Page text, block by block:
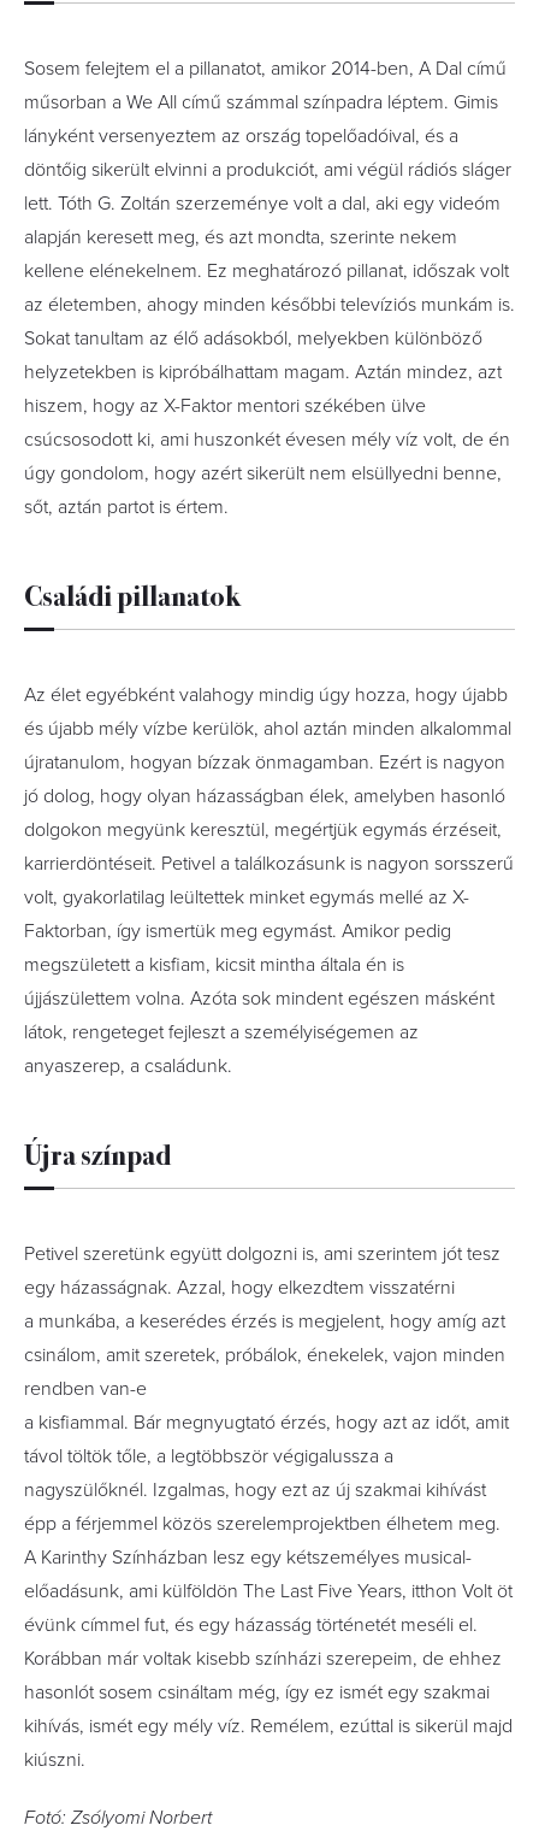
Sosem felejtem el a pillanatot, amikor 2014-ben, A Dal című
műsorban a We All című számmal színpadra léptem. Gimis
lányként versenyeztem az ország topelőadói­val, és a
döntőig sikerült elvinni a produkciót, ami végül rádiós sláger
lett. Tóth G. Zoltán szerzeménye volt a dal, aki egy videóm
alapján keresett meg, és azt mondta, szerinte nekem
kellene elénekelnem. Ez meghatározó pillanat, időszak volt
az életemben, ahogy minden későbbi televíziós munkám is.
Sokat tanultam az élő adásokból, melyekben különböző
helyzetekben is kipróbálhattam magam. Aztán mindez, azt
hiszem, hogy az X-Faktor mentori székében ülve
csúcsosodott ki, ami huszonkét évesen mély víz volt, de én
úgy gondolom, hogy azért sikerült nem elsüllyedni benne,
sőt, aztán partot is értem.
Családi pillanatok
Az élet egyébként valahogy mindig úgy hozza, hogy újabb
és újabb mély vízbe kerülök, ahol aztán minden alkalommal
újratanulom, hogyan bízzak önmagamban. Ezért is nagyon
jó dolog, hogy olyan házasságban élek, amelyben hasonló
dolgokon megyünk keresztül, megértjük egymás érzéseit,
karrierdöntéseit. Petivel a találkozásunk is nagyon sorsszerű
volt, gyakorlatilag leültettek minket egymás mellé az X-
Faktorban, így ismertük meg egymást. Amikor pedig
megszületett a kisfiam, kicsit mintha általa én is
újjászülettem volna. Azóta sok mindent egészen másként
látok, rengeteget fejleszt a személyiségemen az
anyaszerep, a családunk.
Újra színpad
Petivel szeretünk együtt dolgozni is, ami szerintem jót tesz
egy házasságnak. Azzal, hogy elkezdtem visszatérni
a munkába, a keserédes érzés is megjelent, hogy amíg azt
csinálom, amit szeretek, próbálok, énekelek, vajon minden
rendben van-e­
a kisfiammal. Bár megnyugtató érzés, hogy azt az időt, amit
távol töltök tőle, a legtöbbször végig­alussza a
nagyszülőknél. Izgalmas, hogy ezt az új szakmai kihívást
épp a férjemmel közös szerelemprojektben élhetem meg.
A Karinthy­ Színházban lesz egy kétszemélyes musical-
előadásunk, ami külföldön The Last Five Years, itthon Volt öt
évünk címmel fut, és egy házasság történetét meséli el.
Korábban már voltak kisebb színházi szerepeim, de ehhez
hasonlót sosem csináltam még, így ez ismét egy szakmai
kihívás, ismét egy mély víz. Remélem, ezúttal is sikerül majd
kiúszni.
Fotó: Zsólyomi Norbert